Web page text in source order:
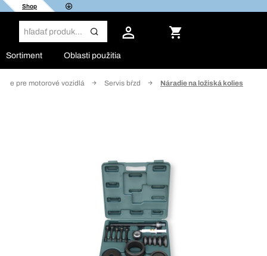
Shop
Sortiment Oblasti použitia
pre motorové vozidlá Servis bŕzd Náradie na ložiská kolies